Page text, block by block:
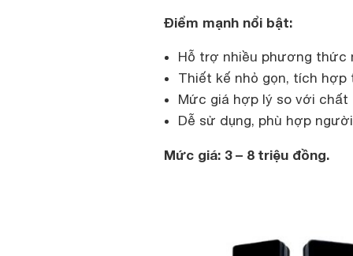
Điểm mạnh nổi bật:
Hỗ trợ nhiều phương thức
Thiết kế nhỏ gọn, tích
Mức giá hợp lý so với
Dễ sử dụng, phù hợp
Mức giá: 3 – 8 triệu đồng.